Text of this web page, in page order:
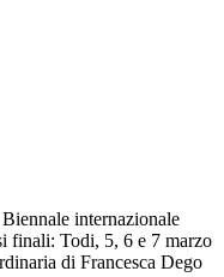
internazionale
finali: Todi, 5, 6 e 7 marzo
di Francesca Dego